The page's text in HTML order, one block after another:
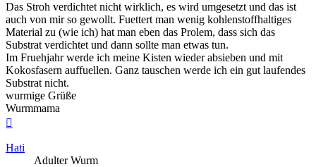
Das Stroh verdichtet nicht wirklich, es wird umgesetzt und das ist
auch von mir so gewollt. Fuettert man wenig kohlenstoffhaltiges
Material zu (wie ich) hat man eben das Prolem, dass sich das
Substrat verdichtet und dann sollte man etwas tun.
Im Fruehjahr werde ich meine Kisten wieder absieben und mit
Kokosfasern auffuellen. Ganz tauschen werde ich ein gut laufendes
Substrat nicht.
wurmige Grüße
Wurmmama
Hati
Adulter Wurm